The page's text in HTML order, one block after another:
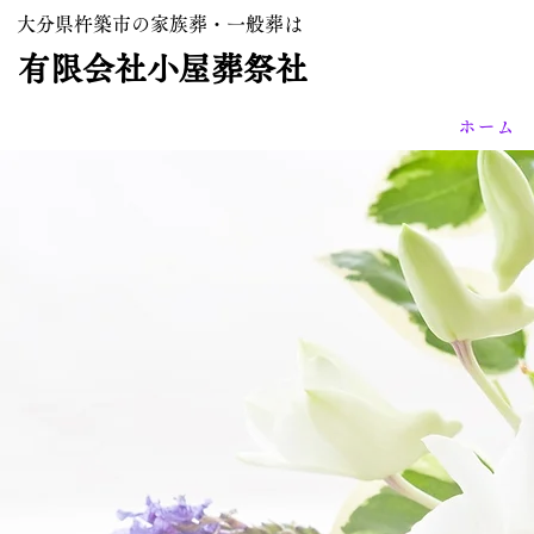
大分県杵築市の家族葬・一般葬は
有限会社小屋葬祭社
ホーム
一般葬
終の旅